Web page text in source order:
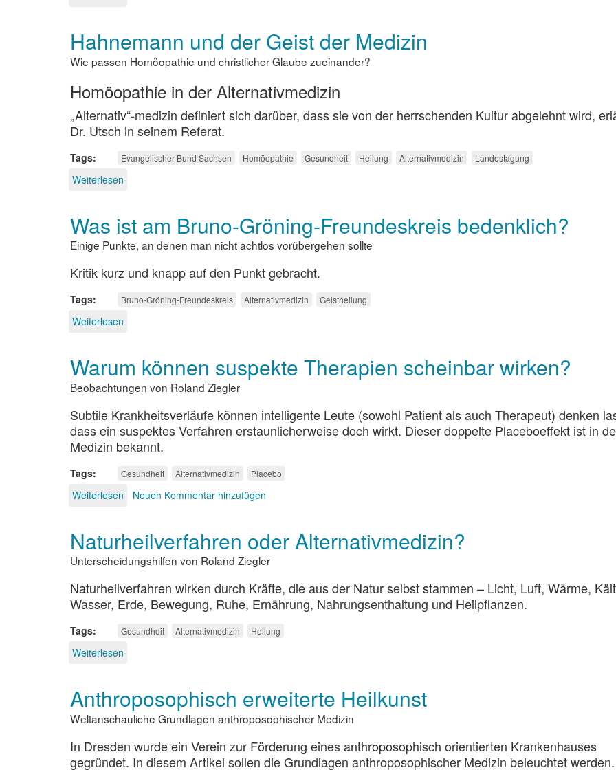
Hahnemann und der Geist der Medizin
Wie passen Homöopathie und christlicher Glaube zueinander?
Homöopathie in der Alternativmedizin
„Alternativ“-medizin definiert sich darüber, dass sie von der herrschenden Kultur abgelehnt wird,
Dr. Utsch in seinem Referat.
Tags Evangelischer Bund Sachsen Homöopathie Gesundheit Heilung Alternativmedizin Landestagung
Weiterlesen
der
Geist
der
Was ist am Bruno-Gröning-Freundeskreis bedenklich?
Einige Punkte, an denen man nicht achtlos vorübergehen sollte
Kritik kurz und knapp auf den Punkt gebracht.
Tags Bruno-Gröning-Freundeskreis Alternativmedizin Geistheilung
Weiterlesen
Bruno-
Gröning-
bedenklich?
Warum können suspekte Therapien scheinbar wirken?
Beobachtungen von Roland Ziegler
Subtile Krankheitsverläufe können intelligente Leute (sowohl Patient als auch Therapeut) denken
dass ein suspektes Verfahren erstaunlicherweise doch wirkt. Dieser doppelte Placeboeffekt ist in
Medizin bekannt.
Tags Gesundheit Alternativmedizin Placebo
Weiterlesen über
suspekte
Therapien
scheinbar
Neuen Kommentar hinzufügen
Naturheilverfahren oder Alternativmedizin?
Unterscheidungshilfen von Roland Ziegler
Naturheilverfahren wirken durch Kräfte, die aus der Natur selbst stammen – Licht, Luft, Wärme,
Wasser, Erde, Bewegung, Ruhe, Ernährung, Nahrungsenthaltung und Heilpflanzen.
Tags Gesundheit Alternativmedizin Heilung
Weiterlesen
Alternativmedizin?
Anthroposophisch erweiterte Heilkunst
Weltanschauliche Grundlagen anthroposophischer Medizin
In Dresden wurde ein Verein zur Förderung eines anthroposophisch orientierten Krankenhauses
gegründet. In diesem Artikel sollen die Grundlagen anthroposophischer Medizin beleuchtet werden.